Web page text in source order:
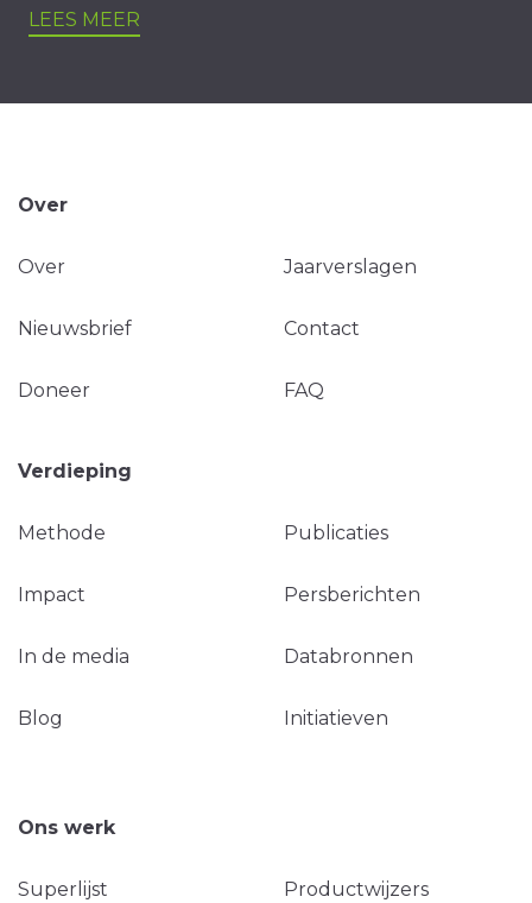
LEES MEER
Over
Over Jaarverslagen
Nieuwsbrief Contact
Doneer FAQ
Verdieping
Methode Publicaties
Impact Persberichten
In de media Databronnen
Blog Initiatieven
Ons werk
Superlijst Productwijzers